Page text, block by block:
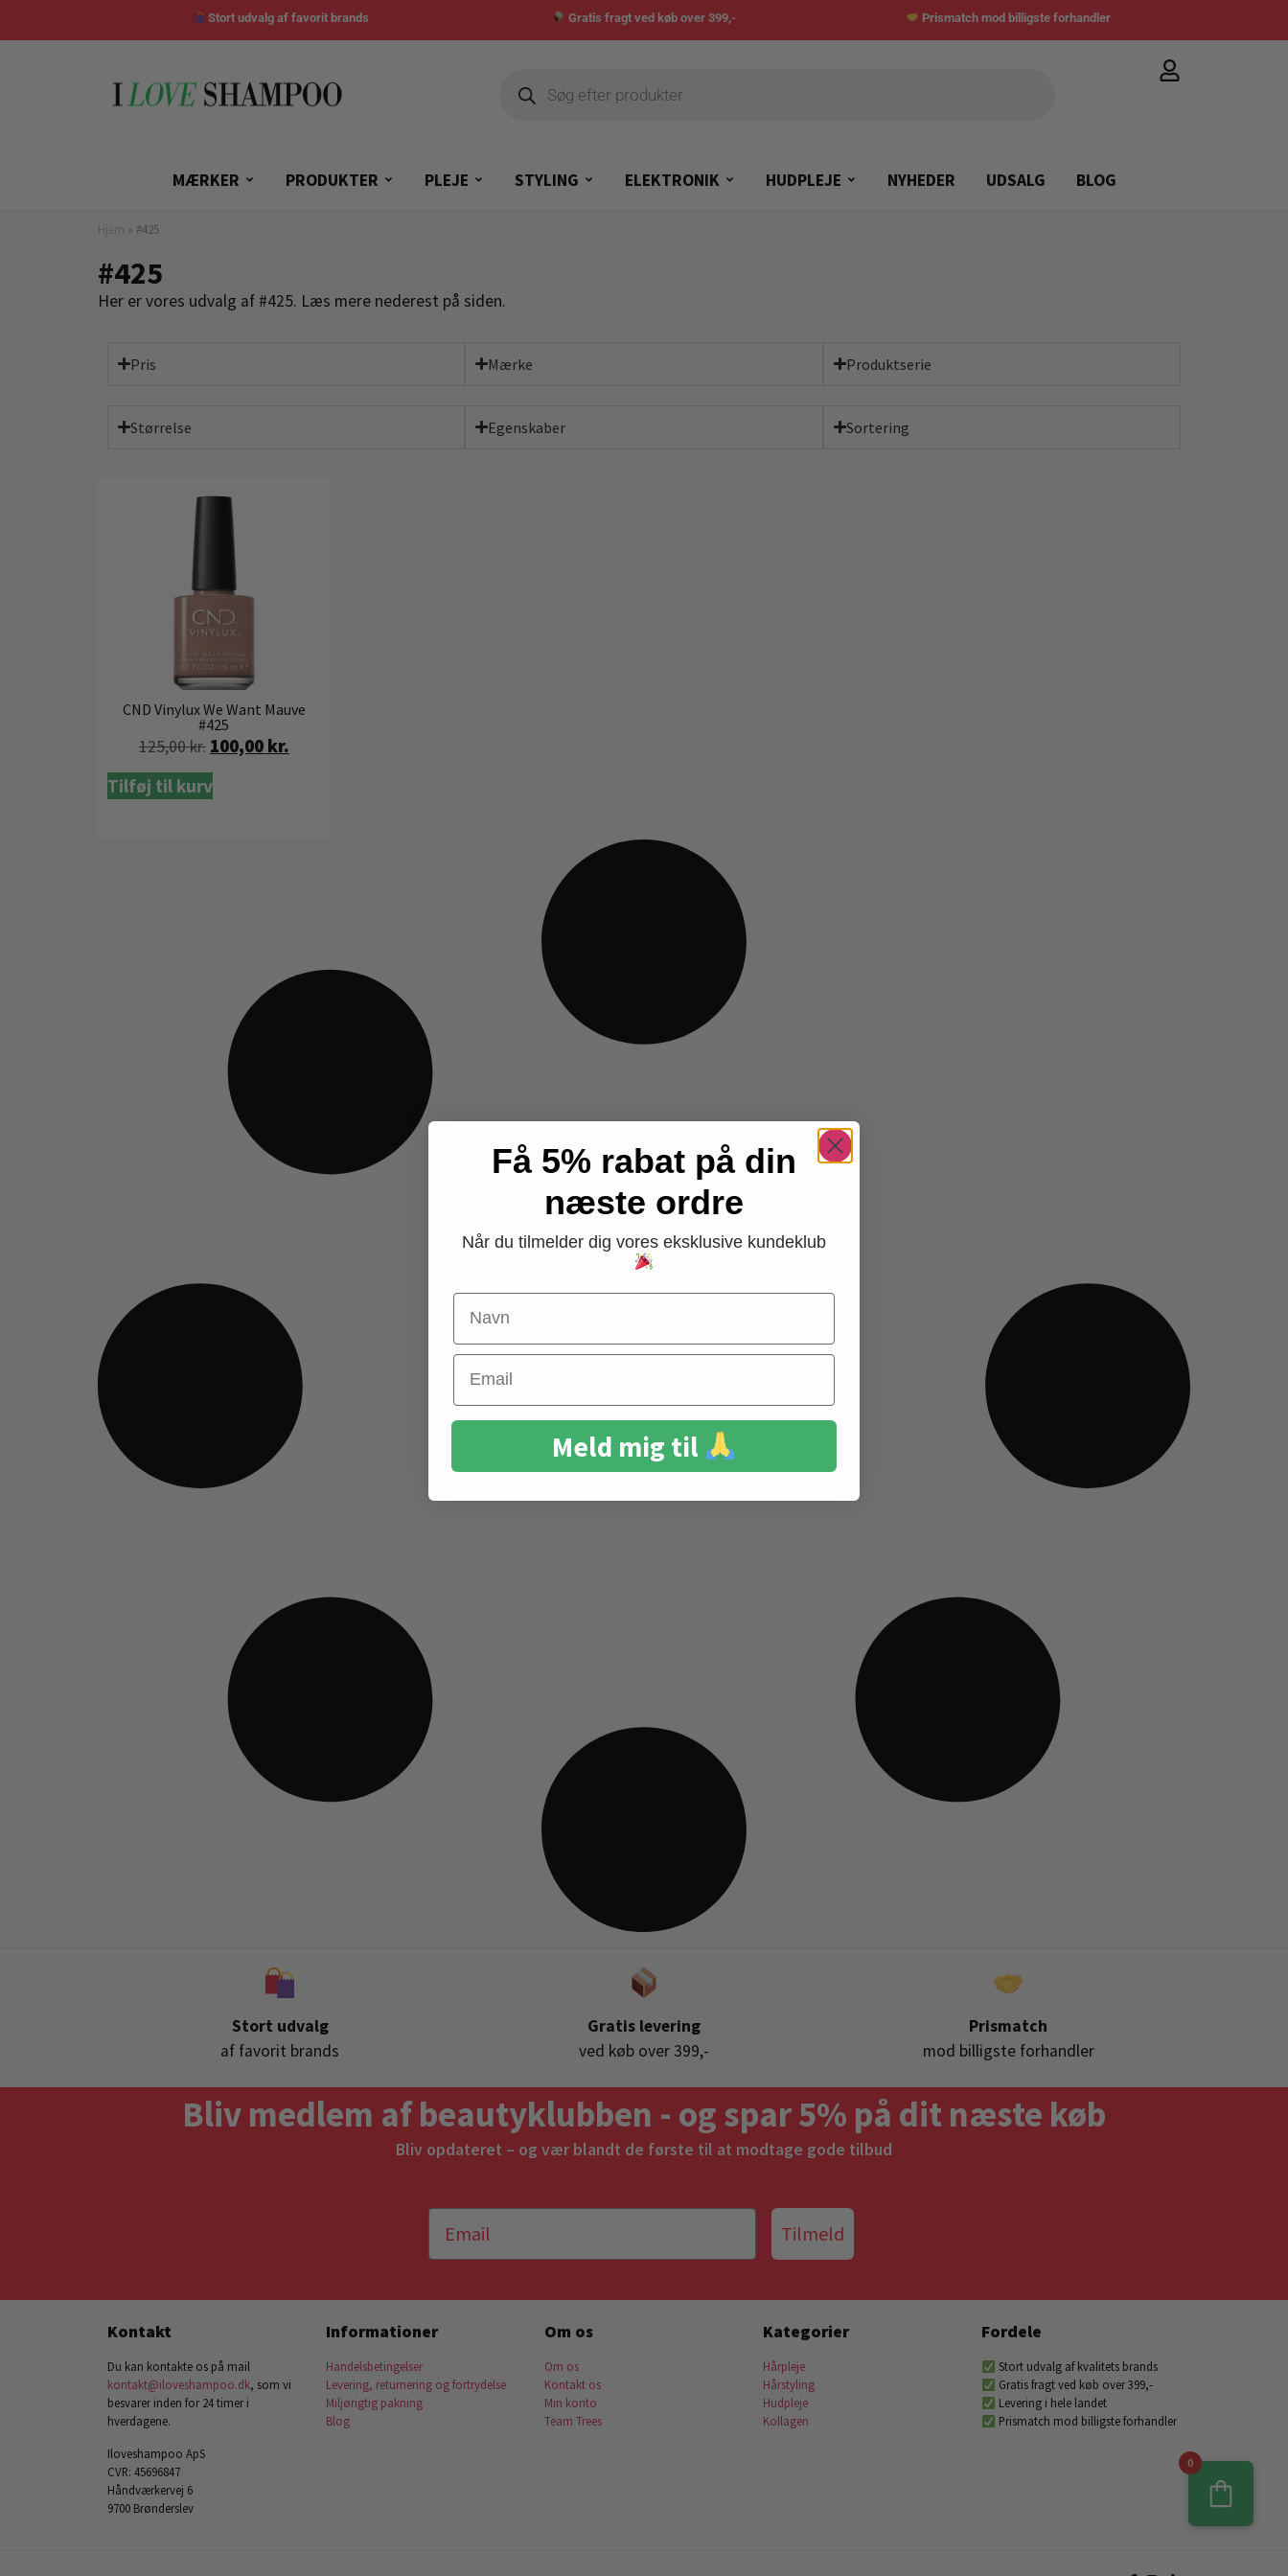
Stort udvalg af favorit brands Gratis fragt ved køb over 399,- Prismatch mod billigste forhandler
MÆRKER PRODUKTER PLEJE STYLING ELEKTRONIK HUDPLEJE NYHEDER UDSALG BLOG
» #425
#425
Her er vores udvalg af #425. Læs mere nederest på siden.
Pris Mærke Produktserie
Størrelse Egenskaber Sortering
CND Vinylux We Want Mauve
#425
125,00kr. 100,00 kr.
Tilføj til kurv
Stort udvalg
af favorit brands
Gratis levering
ved køb over 399,-
Prismatch
mod billigste forhandler
Bliv medlem af beautyklubben - og spar 5% på dit næste køb
Bliv opdateret – og vær blandt de første til at modtage gode tilbud
Tilmeld
Kontakt
Du kan kontakte os på mail
kontakt@iloveshampoo.dk, som vi
besvarer inden for 24 timer i
hverdagene.
Iloveshampoo ApS
CVR: 45696847
Håndværkervej 6
9700 Brønderslev
Informationer
Handelsbetingelser
Levering, returnering og fortrydelse
Miljørigtig pakning
Blog
Om os
Om os
Kontakt os
Min konto
Team Trees
Kategorier
Hårpleje
Hårstyling
Hudpleje
Kollagen
Fordele
Stort udvalg af kvalitets brands
Gratis fragt ved køb over 399,-
Levering i hele landet
Prismatch mod billigste forhandler
0
Få 5% rabat på din
næste ordre
Når du tilmelder dig vores eksklusive kundeklub
Navn
Email
Meld mig til